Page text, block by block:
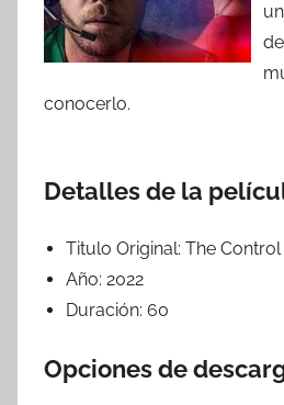
conocerlo.
Detalles de la
Titulo Original: The
Año: 2022
Duración: 60
Opciones de